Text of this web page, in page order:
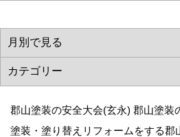
郡山塗装の安全大会(玄永) 郡山塗装
塗装・塗り替えリフォームをする郡